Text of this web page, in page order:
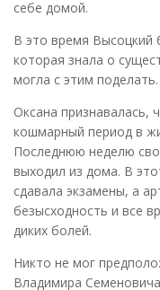
себе домой.
В это время
которая знала о
могла с этим поделать.
Оксана признавалась,
кошмарный период в
Последнюю неделю
выходил из дома. В
сдавала экзамены, а
безысходность и все
диких болей.
Никто не мог
Владимира